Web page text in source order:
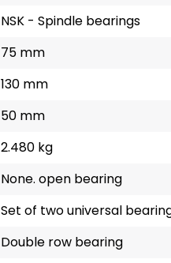
NSK - Spindle bearings
75 mm
130 mm
50 mm
2.480 kg
None. open bearing
Set of two universal
Double row bearing